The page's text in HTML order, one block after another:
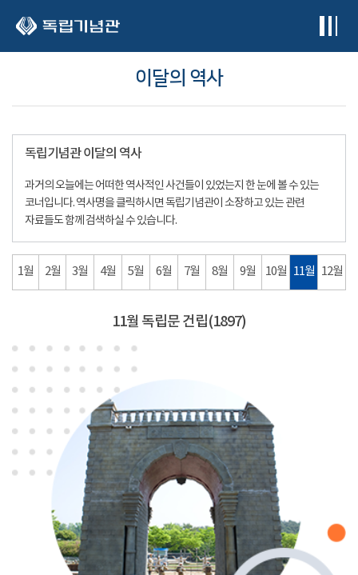
이달의 역사
독립기념관 이달의 역사
과거의 오늘에는 어떠한 역사적인 사건들이 있었는지 한 눈에 볼 수 있는
코너입니다. 역사명을 클릭하시면 독립기념관이 소장하고 있는 관련
자료들도 함께 검색하실 수 있습니다.
1월 2월 3월 4월 5월 6월 7월 8월 9월 10월 11월 12월
11월 독립문 건립(1897)